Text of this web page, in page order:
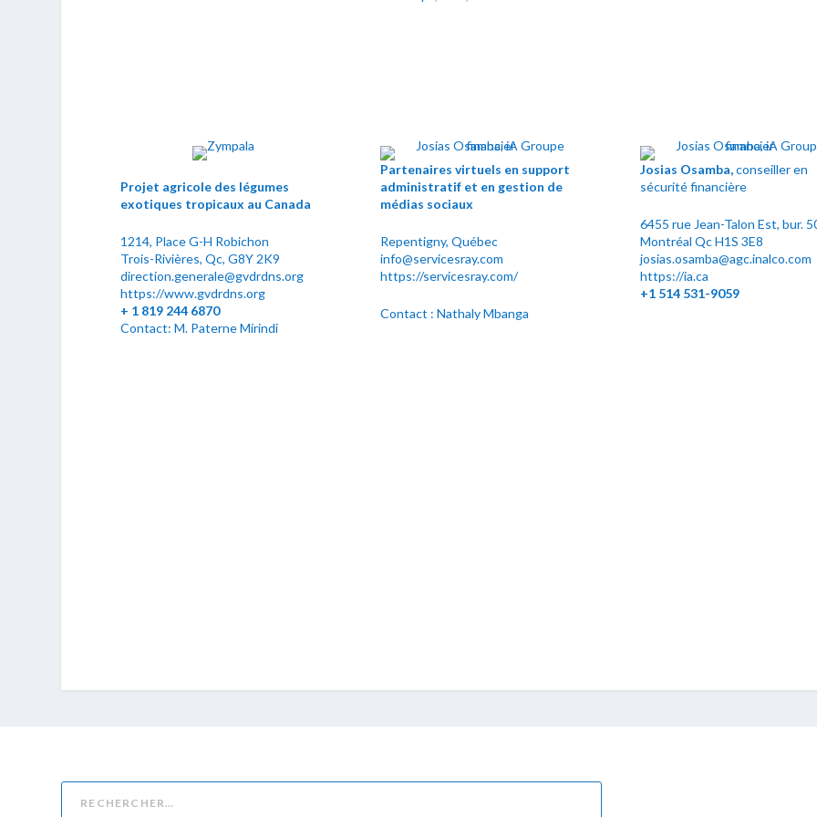
Projet agricole des légumes
exotiques tropicaux au Canada
1214, Place G-H Robichon
Trois-Rivières, Qc, G8Y 2K9
direction.generale@gvdrdns.org
https://www.gvdrdns.org
+ 1 819 244 6870
Contact: M. Paterne Mirindi
Partenaires virtuels en support
administratif et en gestion de
médias sociaux
Repentigny, Québec
info@servicesray.com
https://servicesray.com/
Contact : Nathaly Mbanga
Josias Osamba,conseiller en
sécurité financière
6455 rue Jean-Talon Est, bur.
Montréal Qc H1S 3E8
josias.osamba@agc.inalco.com
https://ia.ca
+1 514 531-9059